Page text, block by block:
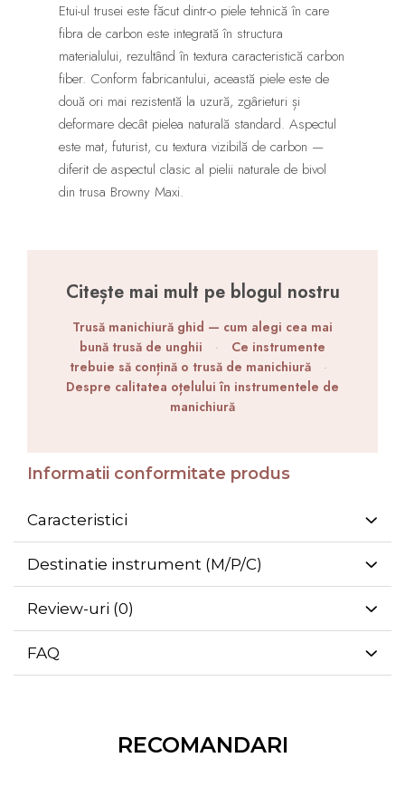
Etui-ul trusei este făcut dintr-o piele tehnică în care
fibra de carbon este integrată în structura
materialului, rezultând în textura caracteristică carbon
fiber. Conform fabricantului, această piele este de
două ori mai rezistentă la uzură, zgârieturi și
deformare decât pielea naturală standard. Aspectul
este mat, futurist, cu textura vizibilă de carbon —
diferit de aspectul clasic al pielii naturale de bivol
din trusa Browny Maxi.
Citește mai mult pe blogul nostru
Trusă manichiură ghid — cum alegi cea mai
bună trusă de unghii
·
Ce instrumente
trebuie să conțină o trusă de manichiură
·
Despre calitatea oțelului în instrumentele de
manichiură
Informatii conformitate produs
Caracteristici
Destinatie instrument (M/P/C)
Review-uri (0)
FAQ
RECOMANDARI